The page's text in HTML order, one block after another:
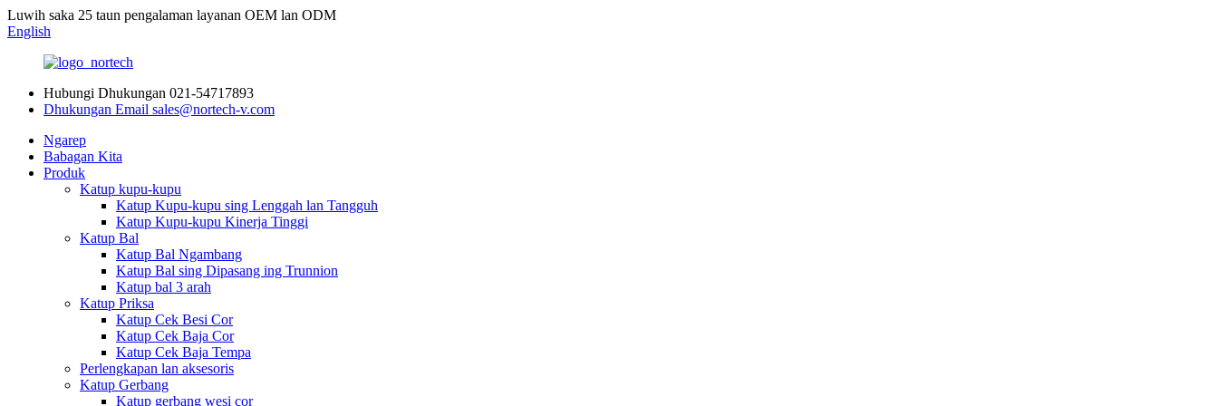
Luwih saka 25 taun pengalaman layanan OEM lan ODM
English
Hubungi Dhukungan 021-54717893
Dhukungan Email sales@nortech-v.com
Ngarep
Babagan Kita
Produk
Katup kupu-kupu
Katup Kupu-kupu sing Lenggah lan Tangguh
Katup Kupu-kupu Kinerja Tinggi
Katup Bal
Katup Bal Ngambang
Katup Bal sing Dipasang ing Trunnion
Katup bal 3 arah
Katup Priksa
Katup Cek Besi Cor
Katup Cek Baja Cor
Katup Cek Baja Tempa
Perlengkapan lan aksesoris
Katup Gerbang
Katup gerbang wesi cor